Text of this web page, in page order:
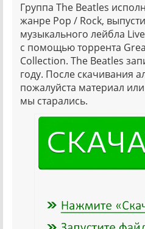
Группа The Beatles
жанре Pop / Rock,
музыкального лейбла
с помощью торрента
Collection. The Beatles
году. После скачивания
пожалуйста материал
мы старались.